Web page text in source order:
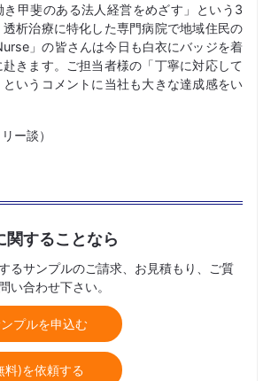
き甲斐のある法人経営をめざす」という3
析治療に特化した専門病院で地域住民の
」の皆さんは今日も白衣にバッジを着
きます。ご担当者様の「丁寧に対応して
いうコメントに当社も大きな達成感をい
ー談）
関することなら
るサンプルのご請求、お見積もり、ご質
い合わせ下さい。
プルを申込む
料)を依頼する